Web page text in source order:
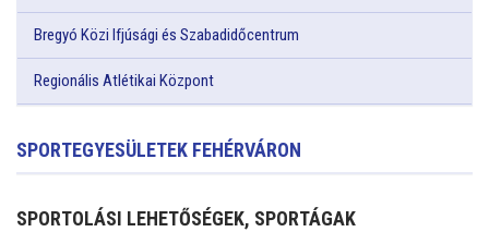
Bregyó Közi Ifjúsági és Szabadidőcentrum
Regionális Atlétikai Központ
SPORTEGYESÜLETEK FEHÉRVÁRON
SPORTOLÁSI LEHETŐSÉGEK, SPORTÁGAK